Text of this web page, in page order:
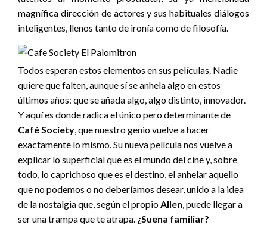
magnífica dirección de actores y sus habituales diálogos
inteligentes, llenos tanto de ironía como de filosofía.
Todos esperan estos elementos en sus películas. Nadie
quiere que falten, aunque sí se anhela algo en estos
últimos años: que se añada algo, algo distinto, innovador.
Y aquí es donde radica el único pero determinante de
Café Society, que nuestro genio vuelve a hacer
exactamente lo mismo. Su nueva película nos vuelve a
explicar lo superficial que es el mundo del cine y, sobre
todo, lo caprichoso que es el destino, el anhelar aquello
que no podemos o no deberíamos desear, unido a la idea
de la nostalgia que, según el propioAllen, puede llegar a
ser una trampa que te atrapa. ¿Suena familiar?